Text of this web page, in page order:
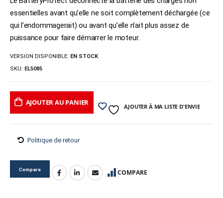
essentielles avant qu’elle ne soit complètement déchargée (ce
qui l’endommagerait) ou avant qu’elle n’ait plus assez de
puissance pour faire démarrer le moteur.
VERSION DISPONIBLE: EN STOCK
SKU: EL5085
AJOUTER AU PANIER AJOUTER À MA LISTE D'ENVIE
Politique de retour
Compare COMPARE